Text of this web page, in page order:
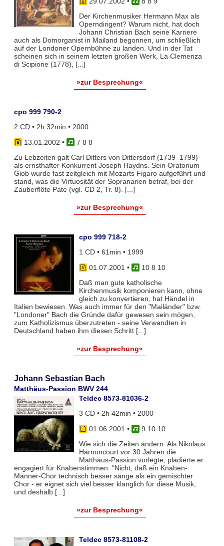
Der Kirchenmusiker Hermann Max als
Operndirigent? Warum nicht, hat doch
Johann Christian Bach seine Karriere
auch als Domorganist in Mailand begonnen, um schließlich
auf der Londoner Opernbühne zu landen. Und in der Tat
scheinen sich in seinem letzten großen Werk, La Clemenza
di Scipione (1778), [...]
»zur Besprechung«
cpo 999 790-2
2 CD • 2h 32min • 2000
13.01.2002 •
7 8 8
Zu Lebzeiten galt Carl Ditters von Dittersdorf (1739–1799)
als ernsthafter Konkurrent Joseph Haydns. Sein Oratorium
Giob wurde fast zeitgleich mit Mozarts Figaro aufgeführt und
stand, was die Virtuosität der Sopranarien betraf, bei der
Zauberflöte Pate (vgl. CD 2, Tr. 8). [...]
»zur Besprechung«
cpo 999 718-2
1 CD • 61min • 1999
01.07.2001 •
10 8 10
Daß man gute katholische
Kirchenmusik komponieren kann, ohne
gleich zu konvertieren, hat Händel in
Italien bewiesen. Was auch immer für den "Mailänder" bzw.
"Londoner" Bach die Gründe dafür gewesen sein mögen,
zum Katholizismus überzutreten - seine Verwandten in
Deutschland haben ihm diesen Schritt [...]
»zur Besprechung«
Johann Sebastian Bach
Matthäus-Passion BWV 244
Teldec 8573-81036-2
3 CD • 2h 42min • 2000
01.06.2001 •
9 10 10
Wie sich die Zeiten ändern: Als Nikolaus
Harnoncourt vor 30 Jahren die
Matthäus-Passion vorlegte, plädierte er
engagiert für Knabenstimmen. "Nicht, daß ein Knaben-
Männer-Chor technisch besser sänge als ein gemischter
Chor - er eignet sich viel besser klanglich für diese Musik,
und deshalb [...]
»zur Besprechung«
Teldec 8573-81108-2